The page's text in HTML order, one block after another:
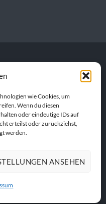
wie Cookies, um
Wenn du diesen
oder eindeutige IDs auf
erteilst oder zurückziehst,
werden.
ANSEHEN